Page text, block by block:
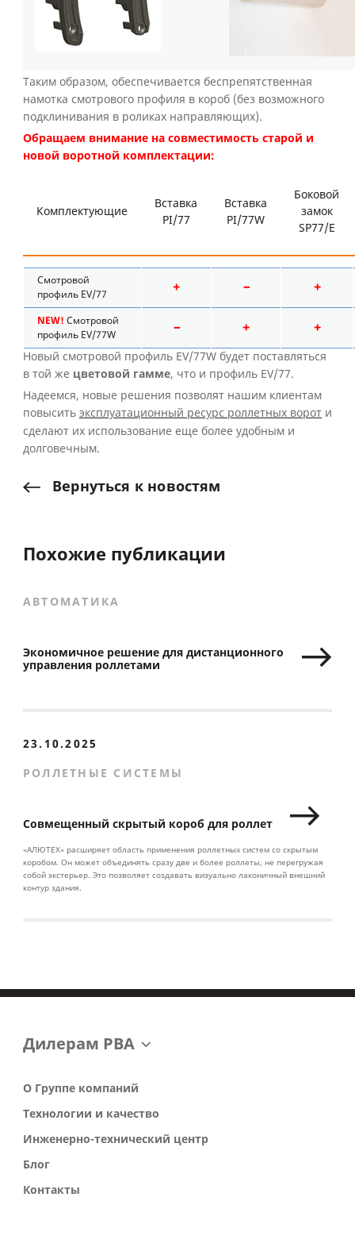
Таким образом, обеспечивается беспрепятственная
намотка смотрового профиля в короб (без возможного
подклинивания в роликах направляющих).
Обращаем внимание на совместимость старой и
новой воротной комплектации:
Комплектующие
Вставка
PI/77
Вставка
PI/77W
Боковой
замок
SP77/E
Смотровой
профиль EV/77
+ – +
NEW! Смотровой
профиль EV/77W
– + +
Новый смотровой профиль EV/77W будет поставляться
в той же цветовой гамме, что и профиль EV/77.
Надеемся, новые решения позволят нашим клиентам
повыситьэксплуатационный ресурс роллетных ворот и
сделают их использование еще более удобным и
долговечным.
Вернуться к новостям
Похожие публикации
АВТОМАТИКА
Экономичное решение для дистанционного
управления роллетами
23.10.2025
РОЛЛЕТНЫЕ СИСТЕМЫ
Совмещенный скрытый короб для роллет
«АЛЮТЕХ» расширяет область применения роллетных систем со скрытым
коробом. Он может объединять сразу две и более роллеты, не перегружая
собой экстерьер. Это позволяет создавать визуально лаконичный внешний
контур здания.
Дилерам РВА
О Группе компаний
Технологии и качество
Инженерно-технический центр
Блог
Контакты